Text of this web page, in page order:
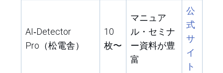
AI‑Detector
Pro（松電舎）
10
枚〜
マニュア
ル・セミナ
ー資料が豊
富
公
式
サ
イ
ト